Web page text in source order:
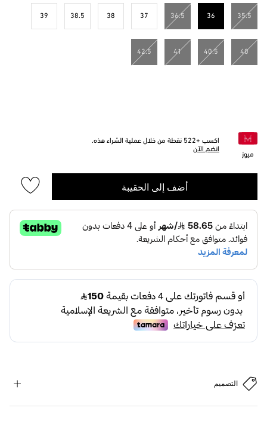
35.5
36
36.5
37
38
38.5
39
40
40.5
41
42.5
ميوز
اكسب +522 نقطة من خلال عملية الشراء هذه.
انضم الآن
أضف إلى الحقيبة
التصميم